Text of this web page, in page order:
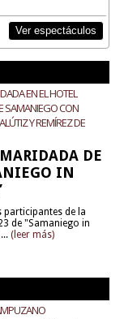
Ver espectáculos
EN EL HOTEL
SAMANIEGO CON
Y REMÍREZ DE
DE
IN
participantes de la
de "Samaniego in
(leer más)